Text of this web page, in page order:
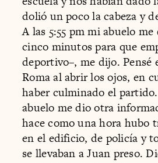
dolió un poco la cabeza y
A las 5:55 pm mi abuelo
cinco minutos para que
deportivo–, me dijo. Pensé
Roma al abrir los ojos, en
haber culminado el
abuelo me dio otra
hace como una hora hubo
en el edificio, de policía y
se llevaban a Juan preso.